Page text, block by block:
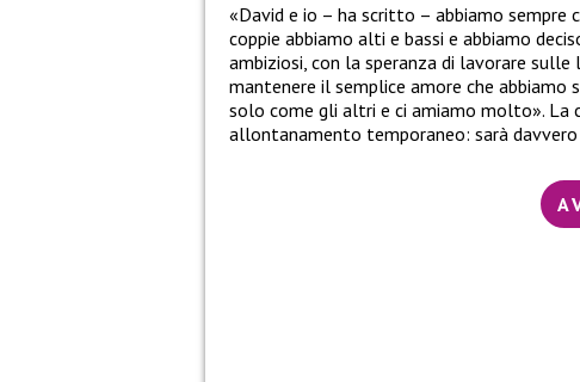
«David e io – ha scritto – abbiamo sempre
coppie abbiamo alti e bassi e abbiamo
ambiziosi, con la speranza di lavorare
mantenere il semplice amore che abbiamo
solo come gli altri e ci amiamo molto». La
allontanamento temporaneo: sarà davvero